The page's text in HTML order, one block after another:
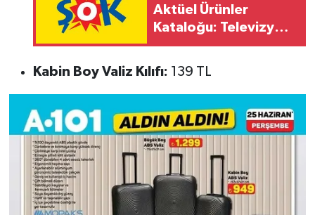
Aktüel Ürünler
Kataloğu: Televizyon,
Pikap ve Lisanslı
Listesi
Kabin Boy Valiz Kılıfı: 139 TL